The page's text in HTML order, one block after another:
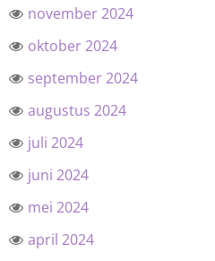
november 2024
oktober 2024
september 2024
augustus 2024
juli 2024
juni 2024
mei 2024
april 2024